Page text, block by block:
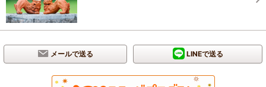
メールで送る LINEで送る